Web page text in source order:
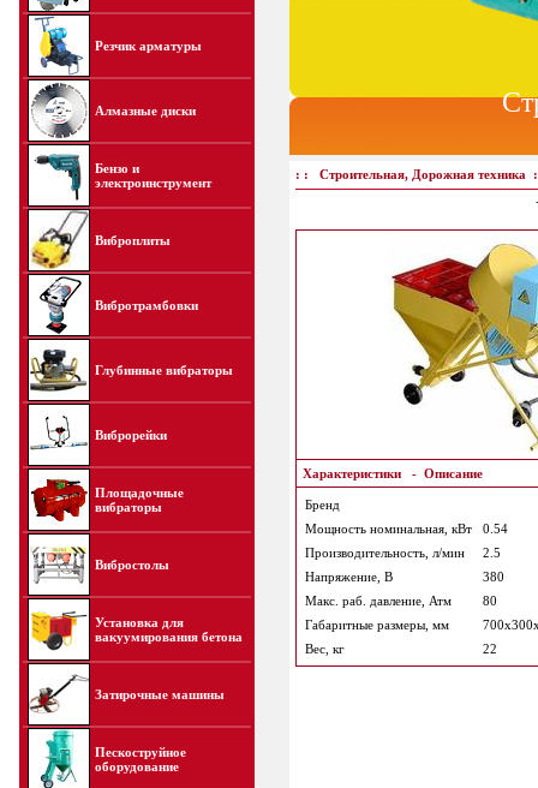
Резчик арматуры
Алмазные диски
Бензо и
электроинструмент
Виброплиты
Вибротрамбовки
Глубинные вибраторы
Виброрейки
Площадочные
вибраторы
Вибростолы
Установка для
вакуумирования бетона
Затирочные машины
Пескоструйное
оборудование
: : Строительная, Дорожная техника
Характеристики- Описание
Бренд
Мощность номинальная, кВт
0.54
Производительность, л/мин
2.5
Напряжение, В
380
Макс. раб. давление, Атм
80
Габаритные размеры, мм
Вес, кг
22